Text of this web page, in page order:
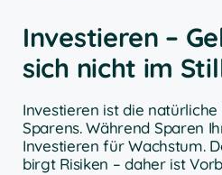
Investieren –
sich nicht im
Investieren ist die
Sparens. Während Sparen
Investieren für Wachstum.
birgt Risiken – daher ist